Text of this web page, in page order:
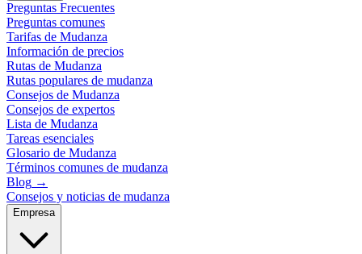
Preguntas Frecuentes
Preguntas comunes
Tarifas de Mudanza
Información de precios
Rutas de Mudanza
Rutas populares de mudanza
Consejos de Mudanza
Consejos de expertos
Lista de Mudanza
Tareas esenciales
Glosario de Mudanza
Términos comunes de mudanza
Blog →
Consejos y noticias de mudanza
Empresa